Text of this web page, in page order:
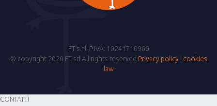
FT s.r.l. P.IVA: 10241710960
© copyright 2020 FT srl All rights reserved Privacy policy| cookies
law
CONTATTI